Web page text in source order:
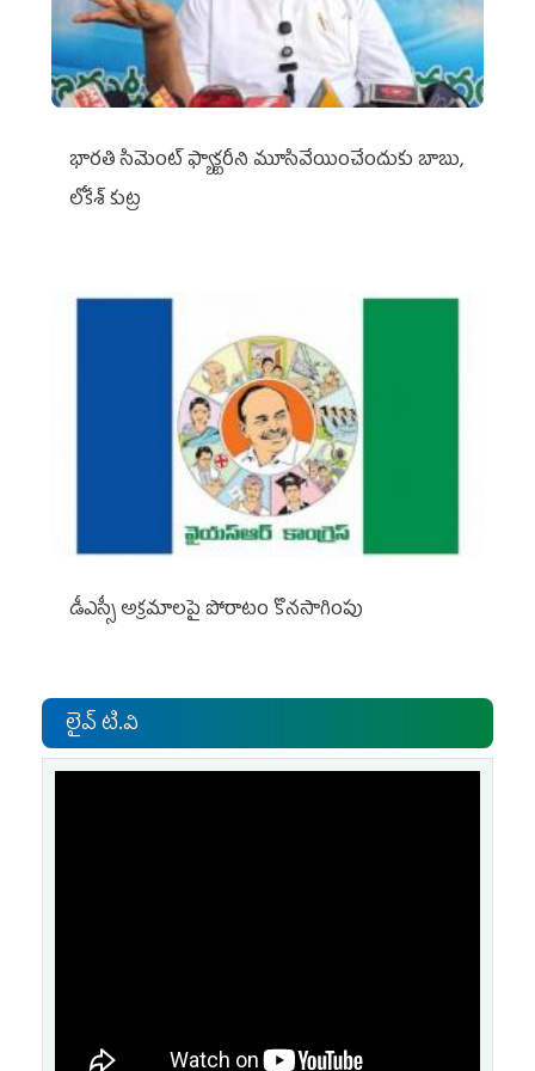
భారతి సిమెంట్ ఫ్యాక్టరీని మూసివేయించేందుకు బాబు,
లోకేశ్ కుట్ర
డీఎస్సీ అక్రమాలపై పోరాటం కొనసాగింపు
లైవ్ టి.వి